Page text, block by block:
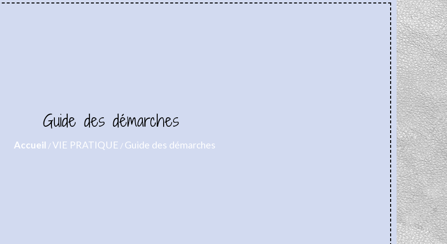
Guide des démarches
Accueil /VIE PRATIQUE / Guide des démarches